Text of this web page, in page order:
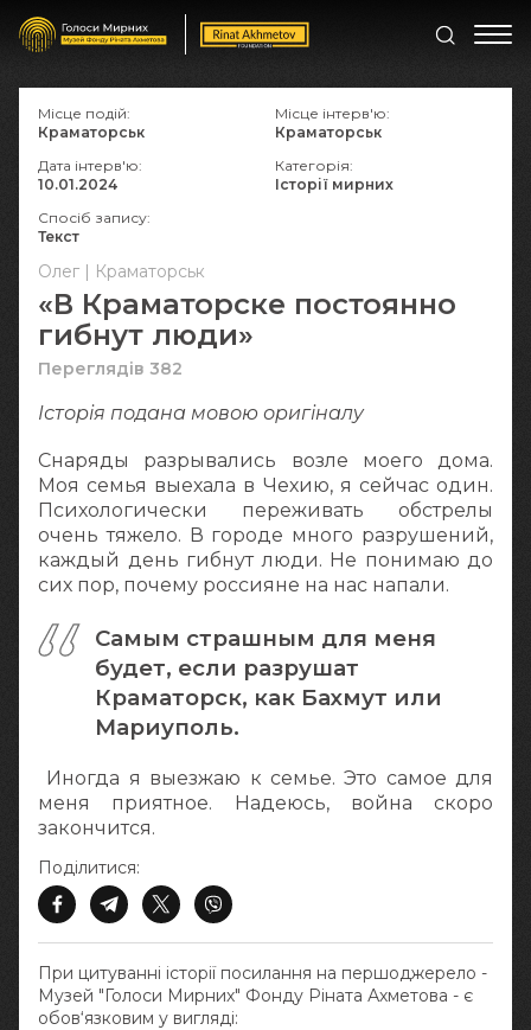
Олег | Краматорськ
«В Краматорске постоянно
гибнут люди»
Переглядів 382
Історія подана мовою оригіналy
Снаряды разрывались возле моего дома.
Моя семья выехала в Чехию, я сейчас один.
Психологически переживать обстрелы
очень тяжело. В городе много разрушений,
каждый день гибнут люди. Не понимаю до
сих пор, почему россияне на нас напали.
Самым страшным для меня
будет, если разрушат
Краматорск, как Бахмут или
Мариуполь.
Иногда я выезжаю к семье. Это самое для
меня приятное. Надеюсь, война скоро
закончится.
При цитуванні історії посилання на першоджерело -
Музей "Голоси Мирних" Фонду Ріната Ахметова - є
обов‘язковим у вигляді:
Поділитися:
Місце подій:
Краматорськ
Місце інтерв'ю:
Краматорськ
Дата інтерв'ю:
10.01.2024
Категорія:
Історії мирних
Спосіб запису:
Текст